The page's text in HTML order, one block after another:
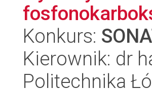
Konkurs:
Kierownik: dr
Politechnika